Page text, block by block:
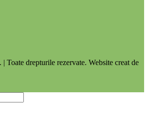
Toate drepturile rezervate. Website creat de